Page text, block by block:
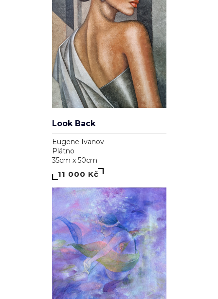
Look Back
Eugene Ivanov
Plátno
35cm x 50cm
11 000 Kč